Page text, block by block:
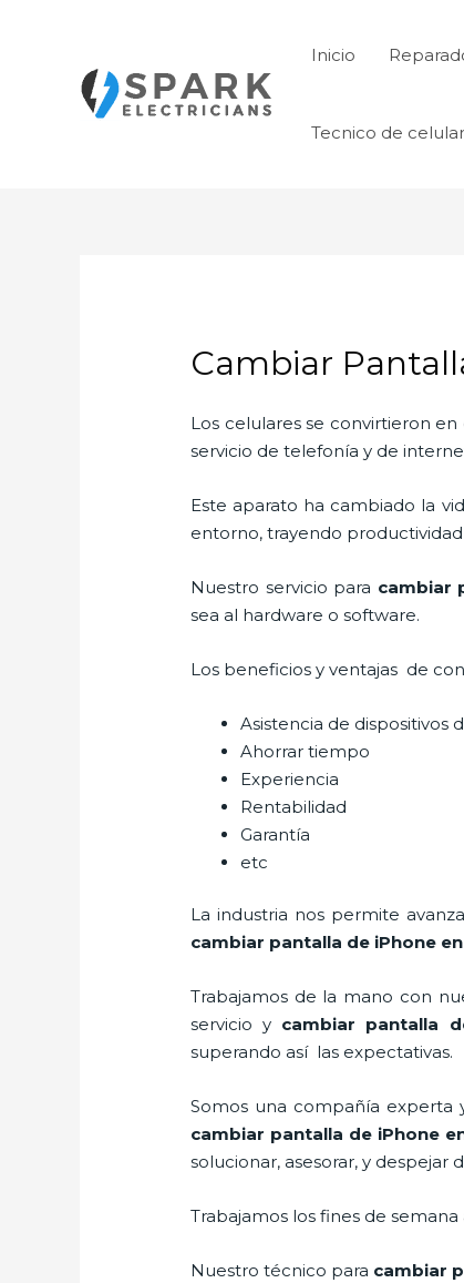
Inicio
Tecnico de
Cambiar
Los celulares se convirtieron
servicio de telefonía y de
Este aparato ha cambiado la
entorno, trayendo
Nuestro servicio para cambiar
sea al hardware o software.
Los beneficios y ventajas de
Asistencia de dispositivos
Ahorrar tiempo
Experiencia
Rentabilidad
Garantía
etc
La industria nos permite
cambiar pantalla de iPhone
Trabajamos de la mano con
servicio y cambiar pantalla
superando así las expectativas.
Somos una compañía experta
cambiar pantalla de iPhone
solucionar, asesorar, y despejar
Trabajamos los fines de
Nuestro técnico para cambiar